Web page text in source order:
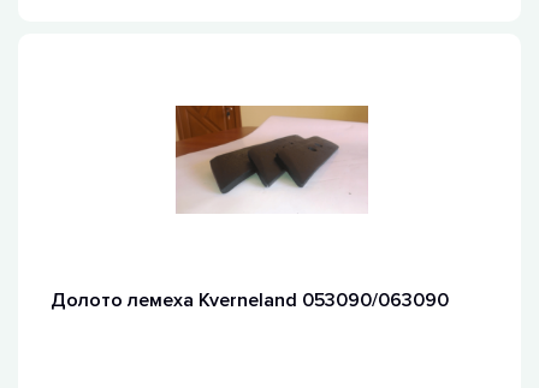
Долото лемеха Kverneland 053090/063090